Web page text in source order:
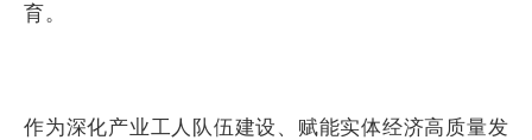
育。
作为深化产业工人队伍建设、赋能实体经济高质量发